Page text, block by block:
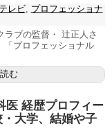
テレビ, プロフェッショナ
ラブの監督・ 辻正人さ
「プロフェッショナル
む
医 経歴プロフィー
大学、結婚や子